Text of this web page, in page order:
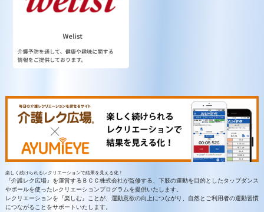
楽しく続けられるレクリエーションで結果を見える化！
『介護レク広場』を運営するＢＣＣ株式会社が監修する、下肢の運動を目的としたタップダンス
やボールを使ったレクリエーションプログラムを提供いたします。
レクリエーションを『楽しむ』ことが、運動意欲の向上につながり、自然とご利用者の運動習慣
につながることをサポートいたします。